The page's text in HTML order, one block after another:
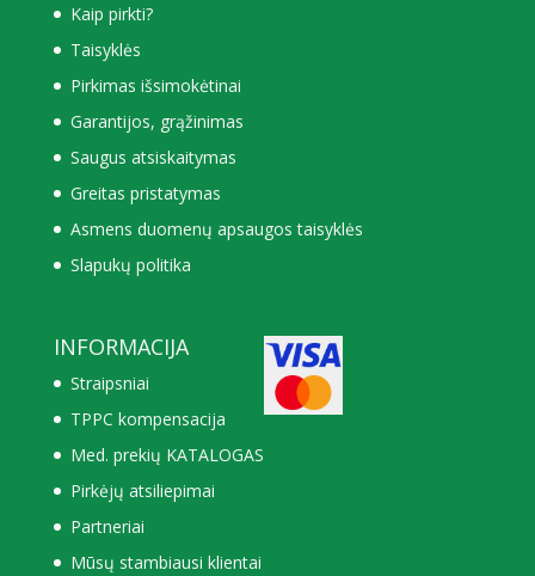
Kaip pirkti?
Taisyklės
Pirkimas išsimokėtinai
Garantijos, grąžinimas
Saugus atsiskaitymas
Greitas pristatymas
Asmens duomenų apsaugos taisyklės
Slapukų politika
INFORMACIJA
Straipsniai
TPPC kompensacija
Med. prekių KATALOGAS
Pirkėjų atsiliepimai
Partneriai
Mūsų stambiausi klientai